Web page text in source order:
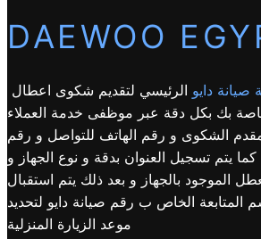
DAEWOO
صيانة دايو الرئيسي لتقديم شكوى اعطال
بك بكل دقة عبر موظفى خدمة العملاء
الشكوى و رقم الهاتف للتواصل و رقم
كما يتم تسجيل العنوان بدقة و نوع الجهاز و
الموجود بالجهاز و بعد ذلك يتم استقبال
الخاص ب رقم صيانة دايو لتحديد
موعد الزيارة المنزلية